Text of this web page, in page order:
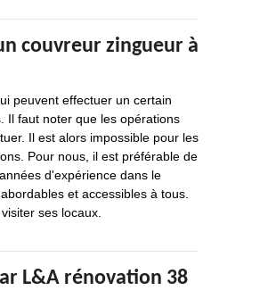
couvreur zingueur à
peuvent effectuer un certain
Il faut noter que les opérations
Il est alors impossible pour les
Pour nous, il est préférable de
d'expérience dans le
et accessibles à tous.
ses locaux.
L&A rénovation 38